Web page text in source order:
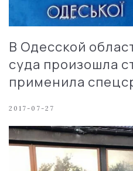
В Одесской
суда произошла
применила
2017-07-27